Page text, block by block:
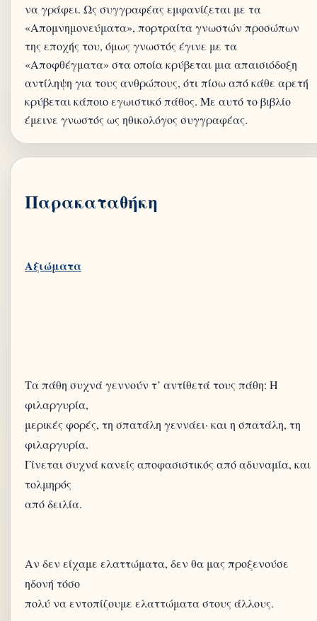
να γράφει. Ως συγγραφέας εμφανίζεται με τα
«Απομνημονεύματα», πορτραίτα γνωστών προσώπων
της εποχής του, όμως γνωστός έγινε με τα
«Αποφθέγματα» στα οποία κρύβεται μια απαισιόδοξη
αντίληψη για τους ανθρώπους, ότι πίσω από κάθε αρετή
κρύβεται κάποιο εγωιστικό πάθος. Με αυτό το βιβλίο
έμεινε γνωστός ως ηθικολόγος συγγραφέας.
Παρακαταθήκη
Τα πάθη συχνά γεννούν τ’ αντίθετά τους πάθη: Η
φιλαργυρία,
μερικές φορές, τη σπατάλη γεννάει· και η σπατάλη, τη
φιλαργυρία.
Γίνεται συχνά κανείς αποφασιστικός από αδυναμία, και
τολμηρός
από δειλία.
Αν δεν είχαμε ελαττώματα, δεν θα μας προξενούσε
ηδονή τόσο
πολύ να εντοπίζουμε ελαττώματα στους άλλους.